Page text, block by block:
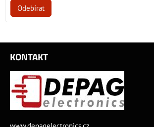
Odebírat
KONTAKT